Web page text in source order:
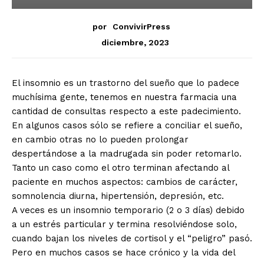
por
ConvivirPress
diciembre, 2023
El insomnio es un trastorno del sueño que lo padece
muchísima gente, tenemos en nuestra farmacia una
cantidad de consultas respecto a este padecimiento.
En algunos casos sólo se refiere a conciliar el sueño,
en cambio otras no lo pueden prolongar
despertándose a la madrugada sin poder retomarlo.
Tanto un caso como el otro terminan afectando al
paciente en muchos aspectos: cambios de carácter,
somnolencia diurna, hipertensión, depresión, etc.
A veces es un insomnio temporario (2 o 3 días) debido
a un estrés particular y termina resolviéndose solo,
cuando bajan los niveles de cortisol y el “peligro” pasó.
Pero en muchos casos se hace crónico y la vida del